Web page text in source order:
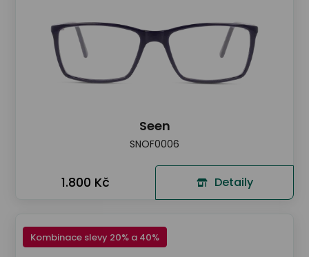
Seen
SNOF0006
1.800 Kč Detaily
Kombinace slevy 20% a 40%